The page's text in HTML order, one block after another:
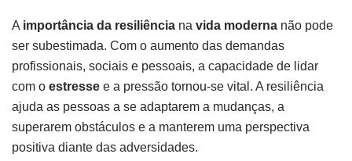
A importância da resiliência na vida moderna não pode
ser subestimada. Com o aumento das demandas
profissionais, sociais e pessoais, a capacidade de lidar
com o estresse e a pressão tornou-se vital. A resiliência
ajuda as pessoas a se adaptarem a mudanças, a
superarem obstáculos e a manterem uma perspectiva
positiva diante das adversidades.